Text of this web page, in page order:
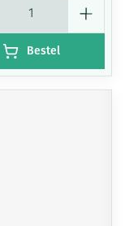
Bestel